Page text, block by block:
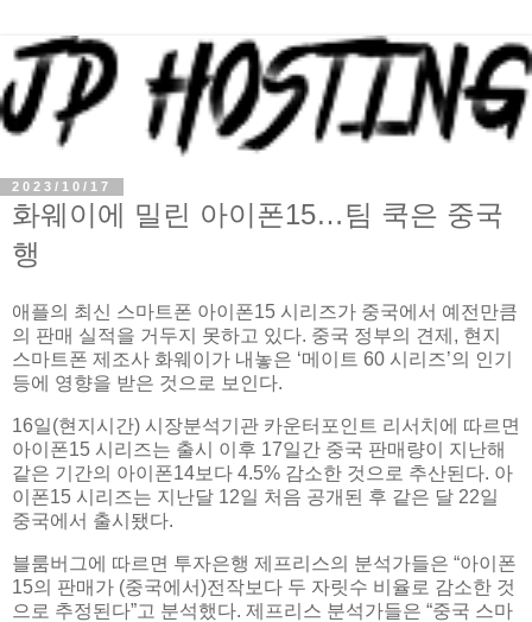
2023/10/17
화웨이에 밀린 아이폰15…팀 쿡은 중국
행
애플의 최신 스마트폰 아이폰15 시리즈가 중국에서 예전만큼
의 판매 실적을 거두지 못하고 있다. 중국 정부의 견제, 현지
스마트폰 제조사 화웨이가 내놓은 ‘메이트 60 시리즈’의 인기
등에 영향을 받은 것으로 보인다.
16일(현지시간) 시장분석기관 카운터포인트 리서치에 따르면
아이폰15 시리즈는 출시 이후 17일간 중국 판매량이 지난해
같은 기간의 아이폰14보다 4.5% 감소한 것으로 추산된다. 아
이폰15 시리즈는 지난달 12일 처음 공개된 후 같은 달 22일
중국에서 출시됐다.
블룸버그에 따르면 투자은행 제프리스의 분석가들은 “아이폰
15의 판매가 (중국에서)전작보다 두 자릿수 비율로 감소한 것
으로 추정된다”고 분석했다. 제프리스 분석가들은 “중국 스마